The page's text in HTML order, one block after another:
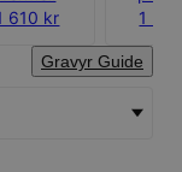
610 kr
1
Gravyr Guide